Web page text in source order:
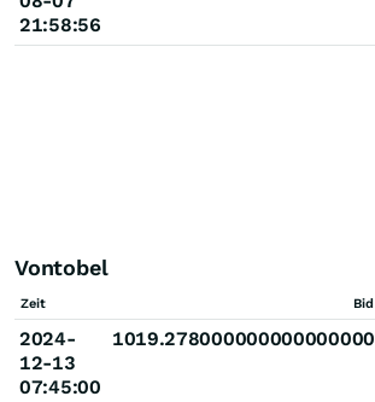
21:58:56
Vontobel
Zeit Bid
2024-
12-13
07:45:00
1019.278000000000000000